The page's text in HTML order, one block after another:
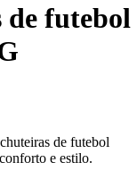
de futebol
de futebol
e estilo.